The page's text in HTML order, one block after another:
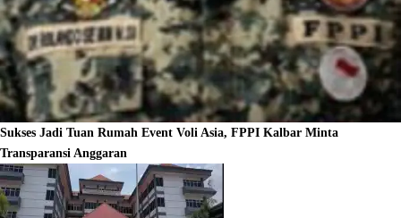
Sukses Jadi Tuan Rumah Event Voli Asia, FPPI Kalbar Minta
Transparansi Anggaran